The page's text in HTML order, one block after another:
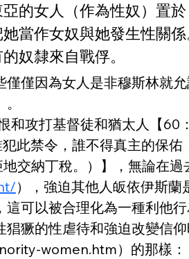
的女人（作為性奴）置
當作女奴與她發生性關
奴隸來自戰俘。
僅因為女人是非穆斯林就
和攻打基督徒和猶太人【60
此禁令，誰不得真主的保佑
交納丁稅。）】，無論在過
），強迫其他人皈依伊斯蘭
可以被合理化為一種利他
獗的性虐待和強迫改變信
women.htm）的那樣：